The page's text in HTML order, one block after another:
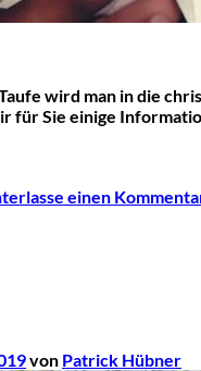
wird man in die
für Sie einige
einen
von Patrick Hübner